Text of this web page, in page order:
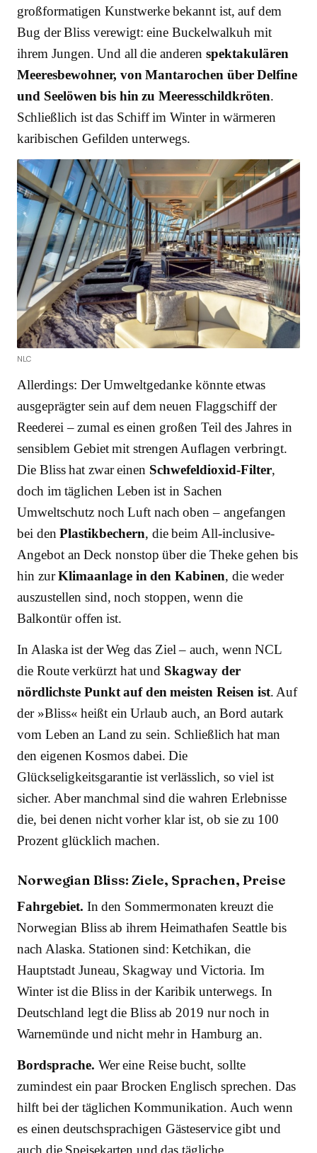
großformatigen Kunstwerke bekannt ist, auf dem
Bug der Bliss verewigt: eine Buckelwalkuh mit
ihrem Jungen. Und all die anderen spektakulären
Meeresbewohner, von Mantarochen über Delfine
und Seelöwen bis hin zu Meeresschildkröten.
Schließlich ist das Schiff im Winter in wärmeren
karibischen Gefilden unterwegs.
NLC
Allerdings: Der Umweltgedanke könnte etwas
ausgeprägter sein auf dem neuen Flaggschiff der
Reederei – zumal es einen großen Teil des Jahres in
sensiblem Gebiet mit strengen Auflagen verbringt.
Die Bliss hat zwar einen Schwefeldioxid-Filter,
doch im täglichen Leben ist in Sachen
Umweltschutz noch Luft nach oben – angefangen
bei denPlastikbechern, die beim All-inclusive-
Angebot an Deck nonstop über die Theke gehen bis
hin zurKlimaanlage in den Kabinen, die weder
auszustellen sind, noch stoppen, wenn die
Balkontür offen ist.
In Alaska ist der Weg das Ziel – auch, wenn NCL
die Route verkürzt hat und Skagway der
nördlichste Punkt auf den meisten Reisen ist. Auf
der »Bliss« heißt ein Urlaub auch, an Bord autark
vom Leben an Land zu sein. Schließlich hat man
den eigenen Kosmos dabei. Die
Glückseligkeitsgarantie ist verlässlich, so viel ist
sicher. Aber manchmal sind die wahren Erlebnisse
die, bei denen nicht vorher klar ist, ob sie zu 100
Prozent glücklich machen.
Norwegian Bliss: Ziele, Sprachen, Preise
Fahrgebiet. In den Sommermonaten kreuzt die
Norwegian Bliss ab ihrem Heimathafen Seattle bis
nach Alaska. Stationen sind: Ketchikan, die
Hauptstadt Juneau, Skagway und Victoria. Im
Winter ist die Bliss in der Karibik unterwegs. In
Deutschland legt die Bliss ab 2019 nur noch in
Warnemünde und nicht mehr in Hamburg an.
Bordsprache. Wer eine Reise bucht, sollte
zumindest ein paar Brocken Englisch sprechen. Das
hilft bei der täglichen Kommunikation. Auch wenn
es einen deutschsprachigen Gästeservice gibt und
auch die Speisekarten und das tägliche